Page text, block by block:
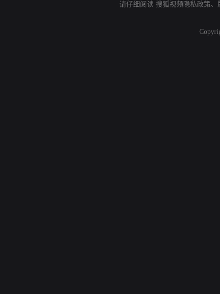
请仔细阅读 搜狐视频隐私政策、